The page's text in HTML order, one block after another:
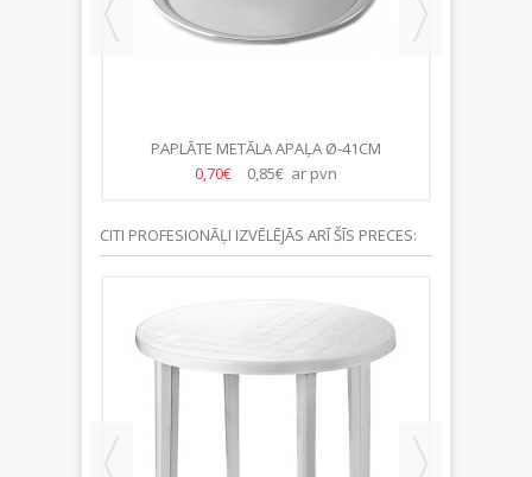
PAPLĀTE METĀLA APAĻA Ø-41CM
0,70€
0,85€ ar pvn
CITI PROFESIONĀĻI IZVĒLĒJĀS ARĪ ŠĪS PRECES: